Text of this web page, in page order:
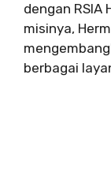
dengan RSIA
misinya,
berbagai